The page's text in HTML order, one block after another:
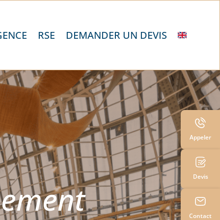
RSE DEMANDER UN DEVIS
Appeler
Devis
Contact